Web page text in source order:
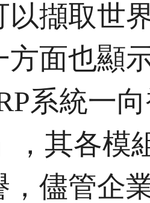
以擷取世
方面也顯
系統一
，其各
，儘管企